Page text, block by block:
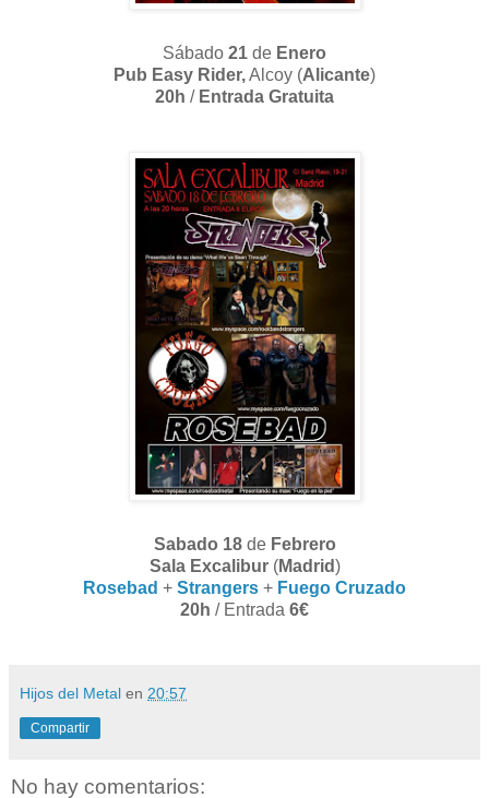
Sábado 21 de Enero
Pub Easy Rider,Alcoy (Alicante)
20h / Entrada Gratuita
Sabado 18 de Febrero
Sala Excalibur (Madrid)
Rosebad + Strangers + Fuego Cruzado
20h / Entrada 6€
Hijos del Metal en 20:57
Compartir
No hay comentarios: